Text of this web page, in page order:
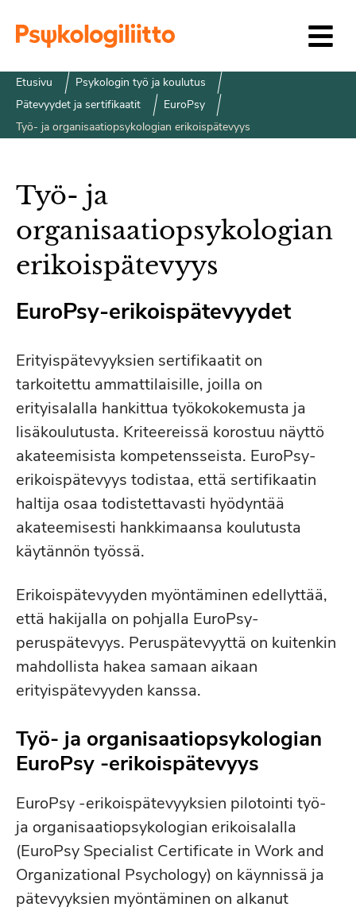
Etusivu
Psykologin työ ja koulutus
Pätevyydet ja sertifikaatit
EuroPsy
Työ- ja organisaatiopsykologian erikoispätevyys
Työ- ja
organisaatiopsykologian
erikoispätevyys
EuroPsy-erikoispätevyydet
Erityispätevyyksien sertifikaatit on
tarkoitettu ammattilaisille, joilla on
erityisalalla hankittua työkokokemusta ja
lisäkoulutusta. Kriteereissä korostuu näyttö
akateemisista kompetensseista. EuroPsy-
erikoispätevyys todistaa, että sertifikaatin
haltija osaa todistettavasti hyödyntää
akateemisesti hankkimaansa koulutusta
käytännön työssä.
Erikoispätevyyden myöntäminen edellyttää,
että hakijalla on pohjalla EuroPsy-
peruspätevyys. Peruspätevyyttä on kuitenkin
mahdollista hakea samaan aikaan
erityispätevyyden kanssa.
Työ- ja organisaatiopsykologian
EuroPsy -erikoispätevyys
EuroPsy -erikoispätevyyksien pilotointi työ-
ja organisaatiopsykologian erikoisalalla
(EuroPsy Specialist Certificate in Work and
Organizational Psychology) on käynnissä ja
pätevyyksien myöntäminen on alkanut